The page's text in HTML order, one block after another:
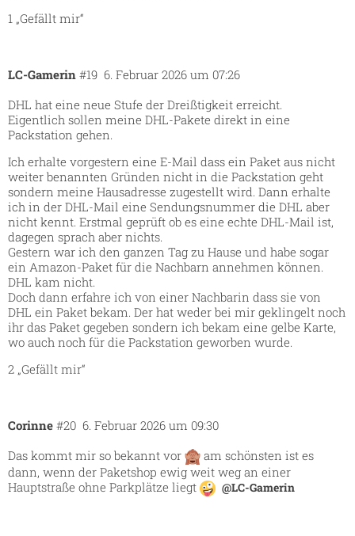
1 „Gefällt mir“
LC-Gamerin 6. Februar 2026 um 07:26
#19
DHL hat eine neue Stufe der Dreißtigkeit erreicht.
Eigentlich sollen meine DHL-Pakete direkt in eine
Packstation gehen.
Ich erhalte vorgestern eine E-Mail dass ein Paket aus nicht
weiter benannten Gründen nicht in die Packstation geht
sondern meine Hausadresse zugestellt wird. Dann erhalte
ich in der DHL-Mail eine Sendungsnummer die DHL aber
nicht kennt. Erstmal geprüft ob es eine echte DHL-Mail ist,
dagegen sprach aber nichts.
Gestern war ich den ganzen Tag zu Hause und habe sogar
ein Amazon-Paket für die Nachbarn annehmen können.
DHL kam nicht.
Doch dann erfahre ich von einer Nachbarin dass sie von
DHL ein Paket bekam. Der hat weder bei mir geklingelt noch
ihr das Paket gegeben sondern ich bekam eine gelbe Karte,
wo auch noch für die Packstation geworben wurde.
2 „Gefällt mir“
Corinne 6. Februar 2026 um 09:30
#20
Das kommt mir so bekannt vor
am schönsten ist es
dann, wenn der Paketshop ewig weit weg an einer
Hauptstraße ohne Parkplätze liegt
@LC-Gamerin